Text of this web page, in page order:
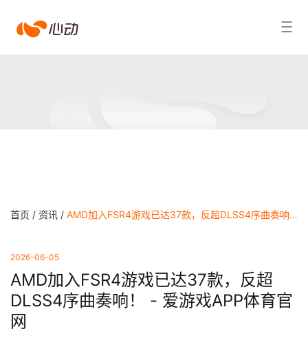
爱搜索结果
首页 / 资讯 / AMD加入FSR4游戏已达37款，反超DLSS4序曲奏响！ - 爱游戏APP体育官网
2026-06-05
AMD加入FSR4游戏已达37款，反超
DLSS4序曲奏响！ - 爱游戏APP体育官
网